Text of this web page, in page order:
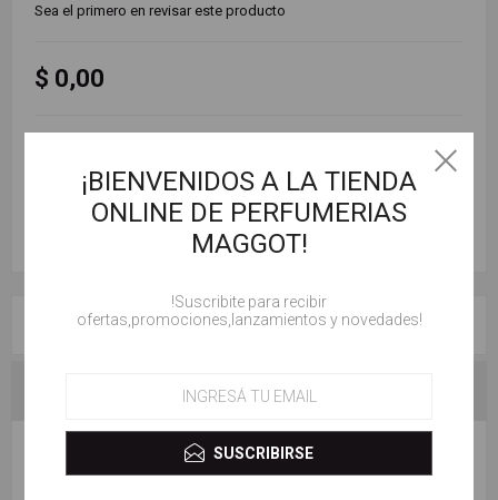
Sea el primero en revisar este producto
$ 0,00
RESEÑAS
CONTACTENOS
ESCRIBE TU PROPIO COMENTARIO
¡BIENVENIDOS A LA TIENDA
ONLINE DE PERFUMERIAS
MAGGOT!
!Suscribite para recibir
ofertas,promociones,lanzamientos y novedades!
SUSCRIBIRSE